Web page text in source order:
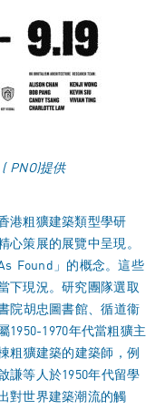
PNO)提供
港粗獷建築類型學研
心策展的展覽中呈現。
Found」的概念。這些
下現況。研究團隊選取
院胡忠圖書館、循道衞
1950-1970年代當粗獷主
粗獷建築的建築師，例
謙等人於1950年代留學
對世界建築潮流的觸